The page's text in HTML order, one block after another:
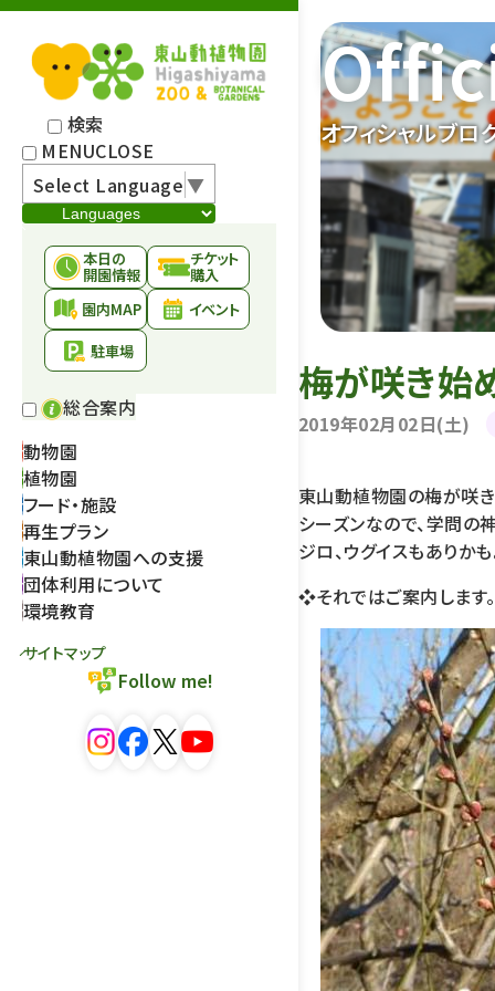
検索
MENUCLOSE
Select Language▼
本日の
開園情報
チケット
購入
園内MAP
イベント
駐車場
総合案内
動物園
植物園
フード・施設
再生プラン
東山動植物園への支援
団体利用について
環境教育
サイトマップ
Follow me!
オフィシャルブロ
梅が咲き始
2019年02月02日(土)
東山動植物園の梅が咲
シーズンなので、学問の
ジロ、ウグイスもありかも
❖それではご案内します。